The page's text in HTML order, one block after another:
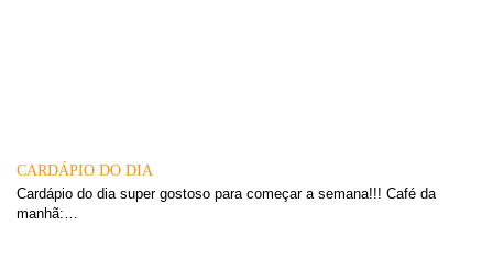
CARDÁPIO DO DIA
Cardápio do dia super gostoso para começar a semana!!! Café da
manhã:…